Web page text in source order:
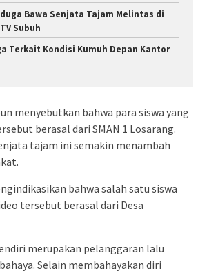
Bawa Senjata Tajam Melintas di
Subuh
Terkait Kondisi Kumuh Depan Kantor
menyebutkan bahwa para siswa yang
berasal dari SMAN 1 Losarang.
tajam ini semakin menambah
bahwa salah satu siswa
tersebut berasal dari Desa
merupakan pelanggaran lalu
Selain membahayakan diri